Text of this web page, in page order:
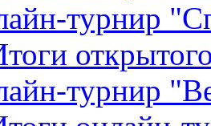
турнир
турнир